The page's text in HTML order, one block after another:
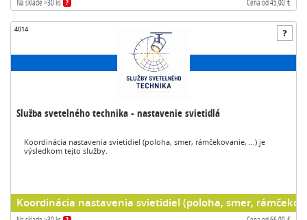
Na sklade >30 ks ? Cena od 45,00 €
4014
Služba svetelného technika - nastavenie svietidlá
Koordinácia nastavenia svietidiel (poloha, smer, rámčekovanie, ...) je
výsledkom tejto služby.
Koordinácia nastavenia svietidiel (poloha, smer,